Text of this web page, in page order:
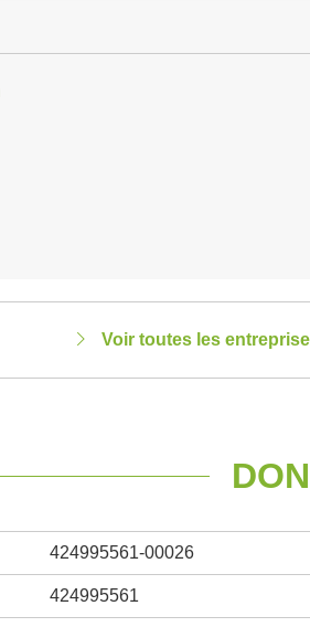
Voir toutes les
424995561-00026
424995561